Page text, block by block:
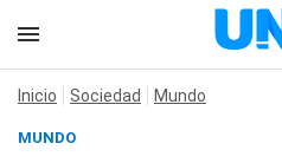
Inicio Sociedad Mundo
MUNDO